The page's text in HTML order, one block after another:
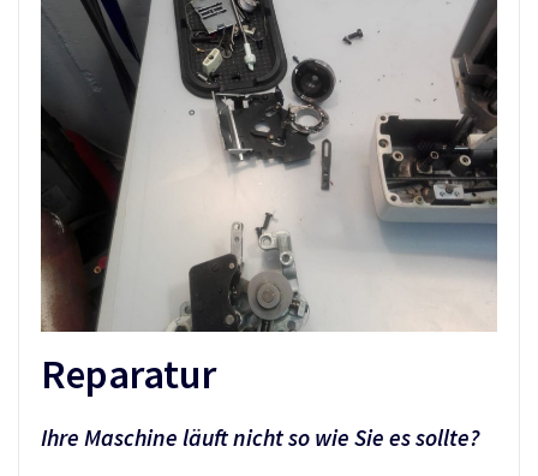
Reparatur
Ihre Maschine läuft nicht so wie Sie es sollte?